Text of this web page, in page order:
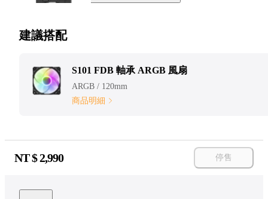
建議搭配
S101 FDB 軸承 ARGB 風扇
ARGB / 120mm
商品明細
NT $2,990 停售